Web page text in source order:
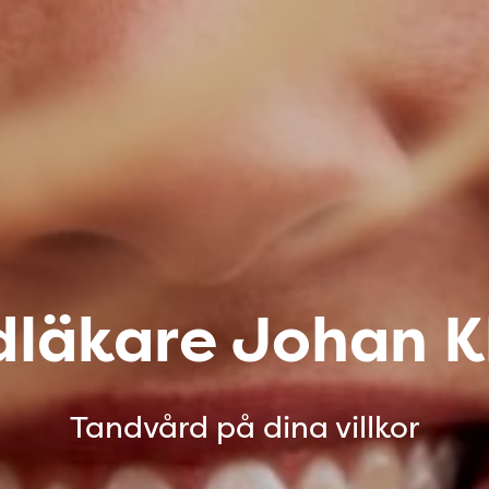
Johan
Tandvård på dina villkor